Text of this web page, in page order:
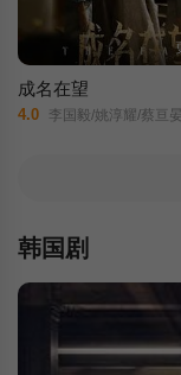
成名在望
4.0 李国毅/姚淳耀/蔡亘晏/黄迪扬/黄采仪/龙天翔/乔瑟夫/吴
韩国剧